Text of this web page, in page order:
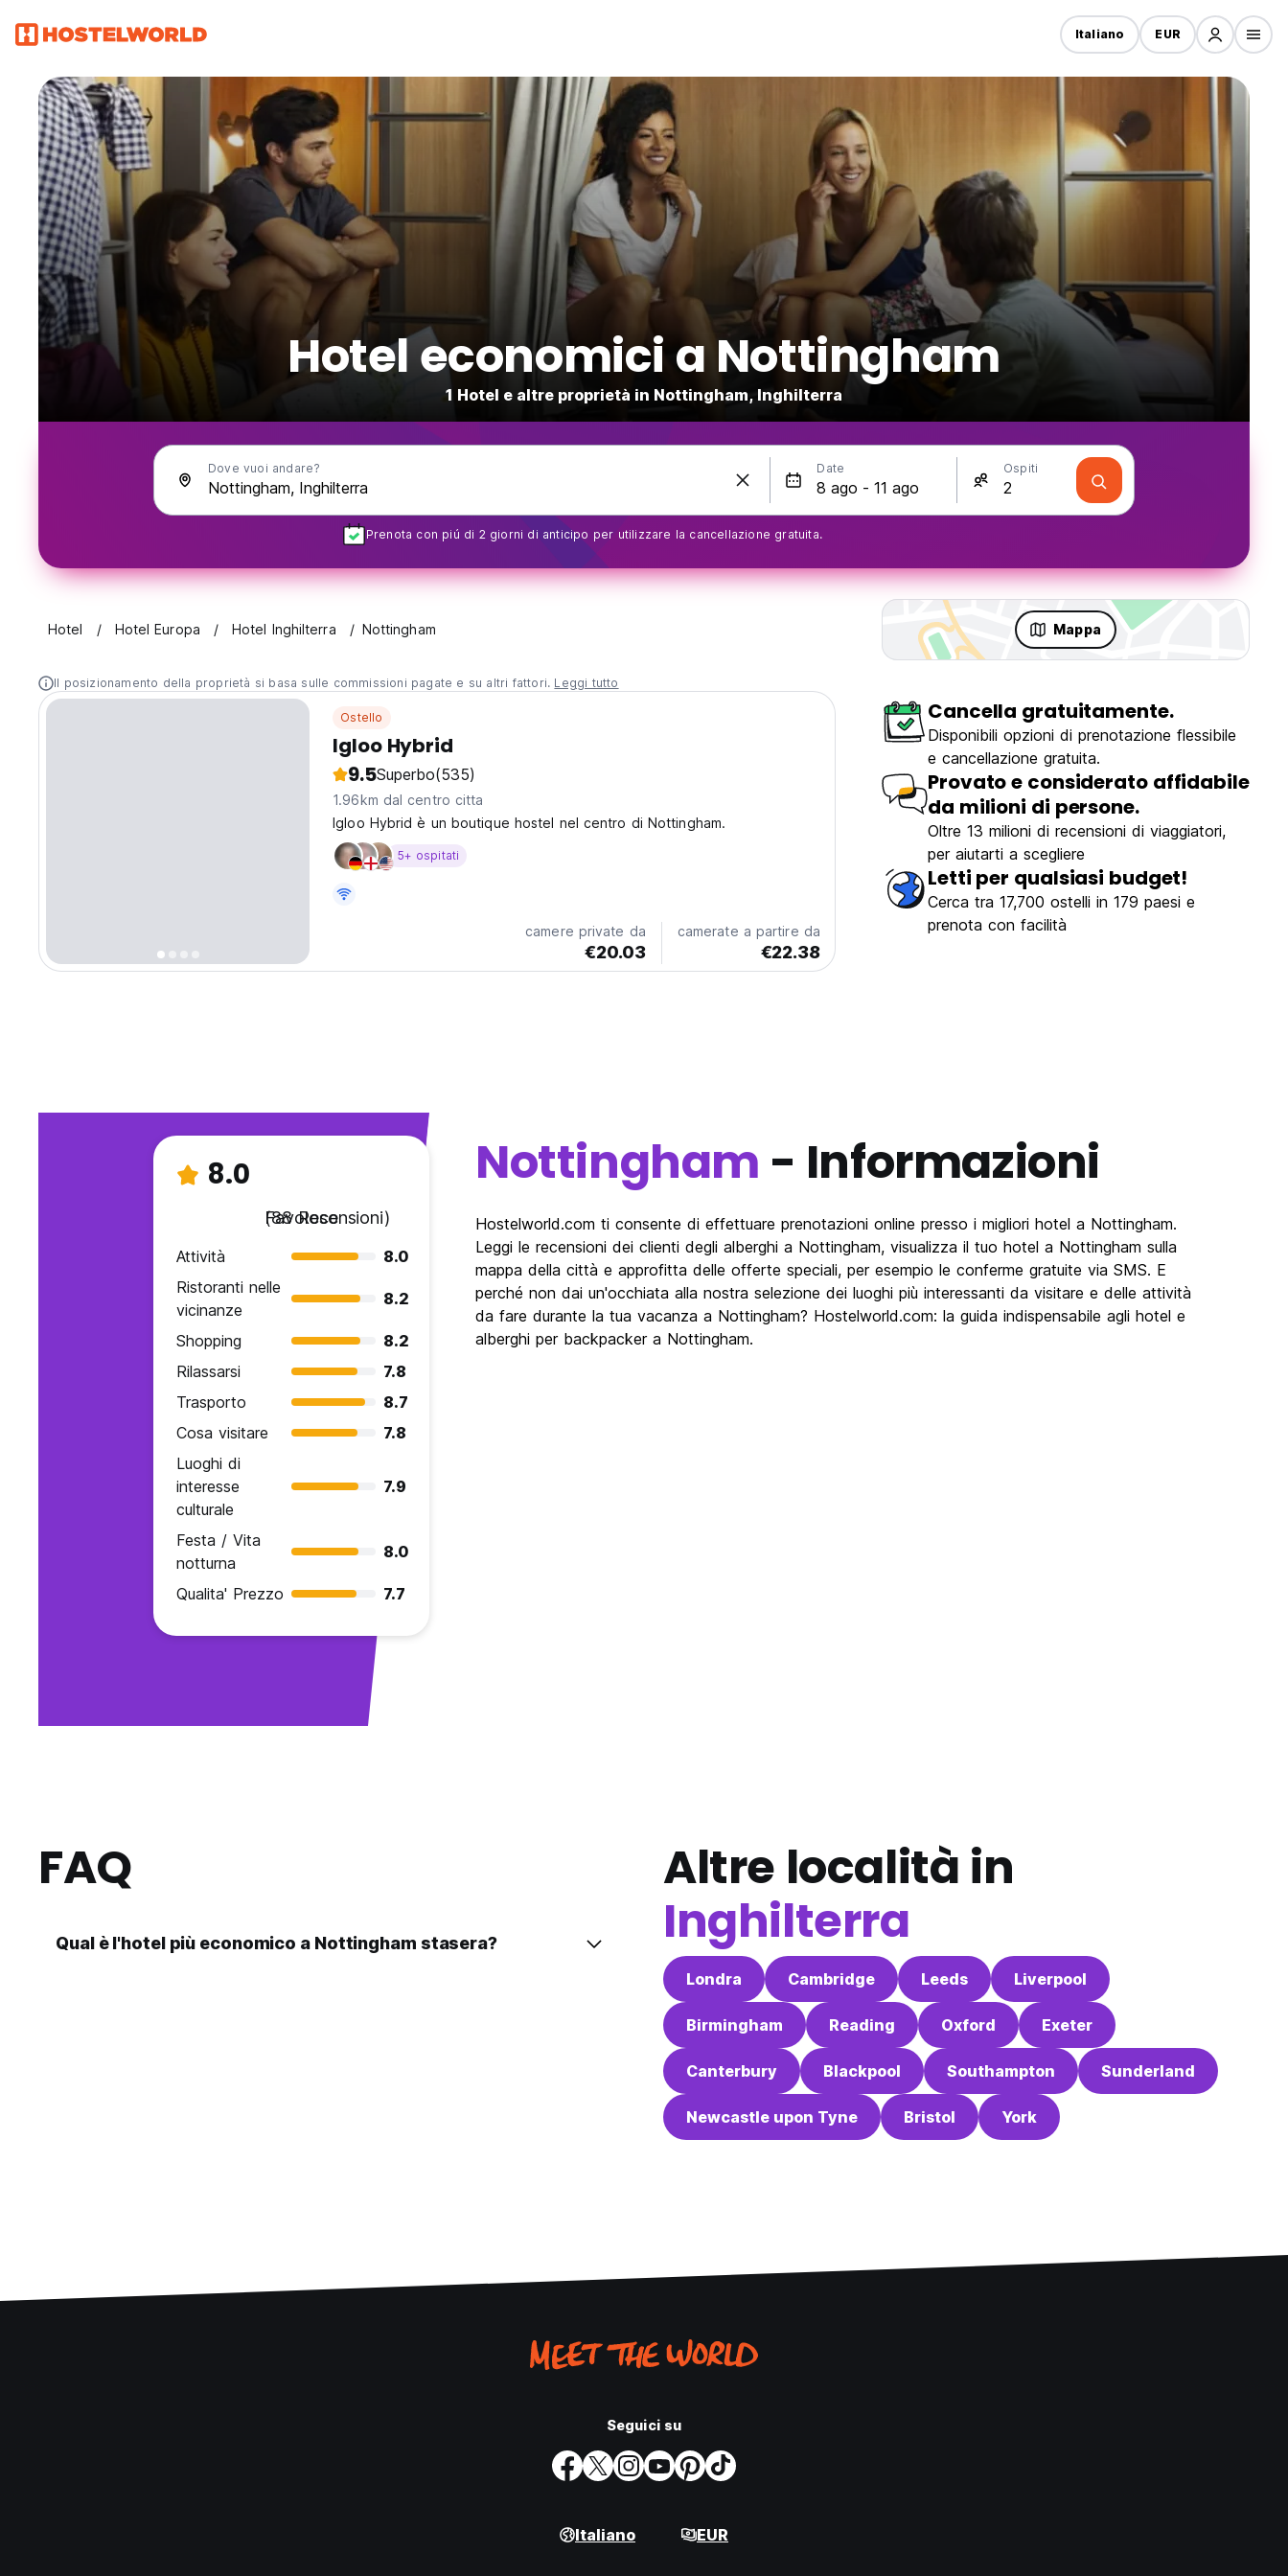
Italiano EUR
Hotel economici a Nottingham
1 Hotel e altre proprietà in Nottingham, Inghilterra
Dove vuoi andare? Date Ospiti
Prenota con piú di 2 giorni di anticipo per utilizzare la cancellazione gratuita.
Hotel Hotel Europa Hotel Inghilterra Nottingham Mappa
Il posizionamento della proprietà si basa sulle commissioni pagate e su altri fattori. Leggi tutto
Ostello
Igloo Hybrid
9.5Superbo(535)
1.96km dal centro citta
Igloo Hybrid è un boutique hostel nel centro di Nottingham.
5+ ospitati
camere private da
€20.03
camerate a partire da
€22.38
Cancella gratuitamente.
Disponibili opzioni di prenotazione flessibile
e cancellazione gratuita.
Provato e considerato affidabile
da milioni di persone.
Oltre 13 milioni di recensioni di viaggiatori,
per aiutarti a scegliere
Letti per qualsiasi budget!
Cerca tra 17,700 ostelli in 179 paesi e
prenota con facilità
8.0
Favoloso
(88 Recensioni)
Attività
8.0
Ristoranti nelle
vicinanze
8.2
Shopping
8.2
Rilassarsi
7.8
Trasporto
8.7
Cosa visitare
7.8
Luoghi di
interesse
culturale
7.9
Festa / Vita
notturna
8.0
Qualita' Prezzo 7.7
Nottingham - Informazioni
Hostelworld.com ti consente di effettuare prenotazioni online presso i migliori hotel a Nottingham.
Leggi le recensioni dei clienti degli alberghi a Nottingham, visualizza il tuo hotel a Nottingham sulla
mappa della città e approfitta delle offerte speciali, per esempio le conferme gratuite via SMS. E
perché non dai un'occhiata alla nostra selezione dei luoghi più interessanti da visitare e delle attività
da fare durante la tua vacanza a Nottingham? Hostelworld.com: la guida indispensabile agli hotel e
alberghi per backpacker a Nottingham.
FAQ
Qual è l'hotel più economico a Nottingham stasera?
Altre località in
Inghilterra
Londra Cambridge Leeds Liverpool
Birmingham Reading Oxford Exeter
Canterbury Blackpool Southampton Sunderland
Newcastle upon Tyne Bristol York
Seguici su
Italiano EUR